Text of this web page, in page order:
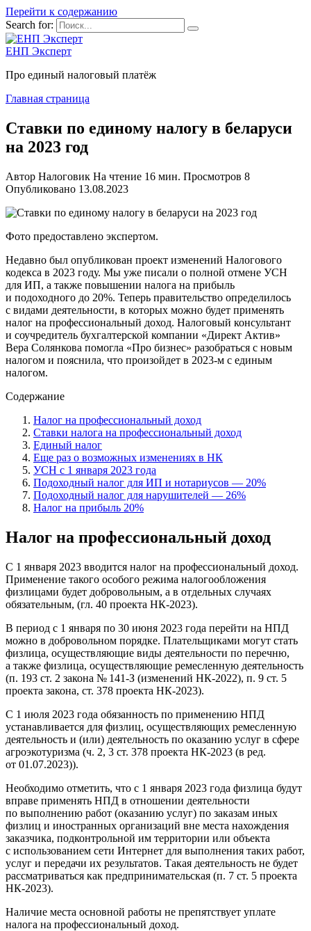
Перейти к содержанию
Search for:
ЕНП Эксперт
Про единый налоговый платёж
Главная страница
Ставки по единому налогу в беларуси
на 2023 год
Автор Налоговик На чтение 16 мин. Просмотров 8
Опубликовано 13.08.2023
Фото предоставлено экспертом.
Недавно был опубликован проект изменений Налогового
кодекса в 2023 году. Мы уже писали о полной отмене УСН
для ИП, а также повышении налога на прибыль
и подоходного до 20%. Теперь правительство определилось
с видами деятельности, в которых можно будет применять
налог на профессиональный доход. Налоговый консультант
и соучредитель бухгалтерской компании «Директ Актив»
Вера Солянкова помогла «Про бизнес» разобраться с новым
налогом и пояснила, что произойдет в 2023-м с единым
налогом.
Содержание
Налог на профессиональный доход
Ставки налога на профессиональный доход
Единый налог
Еще раз о возможных изменениях в НК
УСН с 1 января 2023 года
Подоходный налог для ИП и нотариусов — 20%
Подоходный налог для нарушителей — 26%
Налог на прибыль 20%
Налог на профессиональный доход
С 1 января 2023 вводится налог на профессиональный доход.
Применение такого особого режима налогообложения
физлицами будет добровольным, а в отдельных случаях
обязательным, (гл. 40 проекта НК-2023).
В период с 1 января по 30 июня 2023 года перейти на НПД
можно в добровольном порядке. Плательщиками могут стать
физлица, осуществляющие виды деятельности по перечню,
а также физлица, осуществляющие ремесленную деятельность
(п. 193 ст. 2 закона № 141-З (изменений НК-2022), п. 9 ст. 5
проекта закона, ст. 378 проекта НК-2023).
С 1 июля 2023 года обязанность по применению НПД
устанавливается для физлиц, осуществляющих ремесленную
деятельность и (или) деятельность по оказанию услуг в сфере
агроэкотуризма (ч. 2, 3 ст. 378 проекта НК-2023 (в ред.
от 01.07.2023)).
Необходимо отметить, что с 1 января 2023 года физлица будут
вправе применять НПД в отношении деятельности
по выполнению работ (оказанию услуг) по заказам иных
физлиц и иностранных организаций вне места нахождения
заказчика, подконтрольной им территории или объекта
с использованием сети Интернет для выполнения таких работ,
услуг и передачи их результатов. Такая деятельность не будет
рассматриваться как предпринимательская (п. 7 ст. 5 проекта
НК-2023).
Наличие места основной работы не препятствует уплате
налога на профессиональный доход.